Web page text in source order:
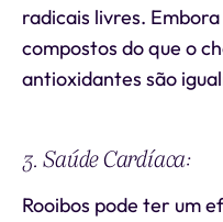
radicais livres.
compostos do que o
antioxidantes são
3. Saúde Cardíaca:
Rooibos pode ter um